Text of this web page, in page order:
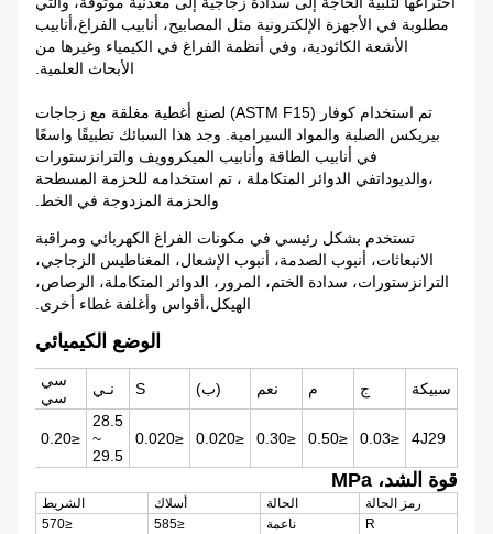
مطلوبة في الأجهزة الإلكترونية مثل المصابيح، أنابيب الفراغ،أنابيب
الأشعة الكاثودية، وفي أنظمة الفراغ في الكيمياء وغيرها من
الأبحاث العلمية.
تم استخدام كوفار (ASTM F15) لصنع أغطية مغلقة مع زجاجات
بيريكس الصلبة والمواد السيرامية. وجد هذا السبائك تطبيقًا واسعًا
في أنابيب الطاقة وأنابيب الميكروويف والترانزستورات
،والديوداتفي الدوائر المتكاملة ، تم استخدامه للحزمة المسطحة
والحزمة المزدوجة في الخط.
تستخدم بشكل رئيسي في مكونات الفراغ الكهربائي ومراقبة
الانبعاثات، أنبوب الصدمة، أنبوب الإشعال، المغناطيس الزجاجي،
الترانزستورات، سدادة الختم، المرور، الدوائر المتكاملة، الرصاص،
الهيكل،أقواس وأغلفة غطاء أخرى.
الوضع الكيميائي
سبيكة ج م نعم (ب) S نـي
سي
سي
4J29
≤0.03
≤0.50
≤0.30
≤0.020
≤0.020
28.5
~
29.5
≤0.20
قوة الشد، MPa
رمز الحالة الحالة أسلاك
الشريط
R
ناعمة ≤585
≤570